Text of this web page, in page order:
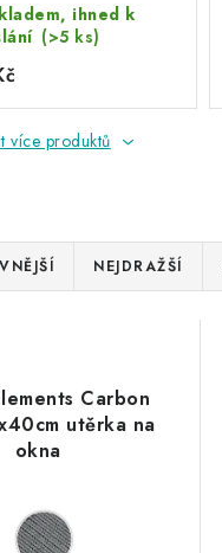
ihned k
(>5 ks)
více produktů
NEJDRAŽŠÍ
Carbon
utěrka na
okna